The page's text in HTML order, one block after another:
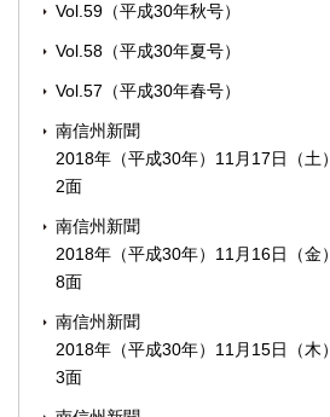
Vol.59（平成30年秋号）
Vol.58（平成30年夏号）
Vol.57（平成30年春号）
南信州新聞
2018年（平成30年）11月17日（土）
2面
南信州新聞
2018年（平成30年）11月16日（金）
8面
南信州新聞
2018年（平成30年）11月15日（木）
3面